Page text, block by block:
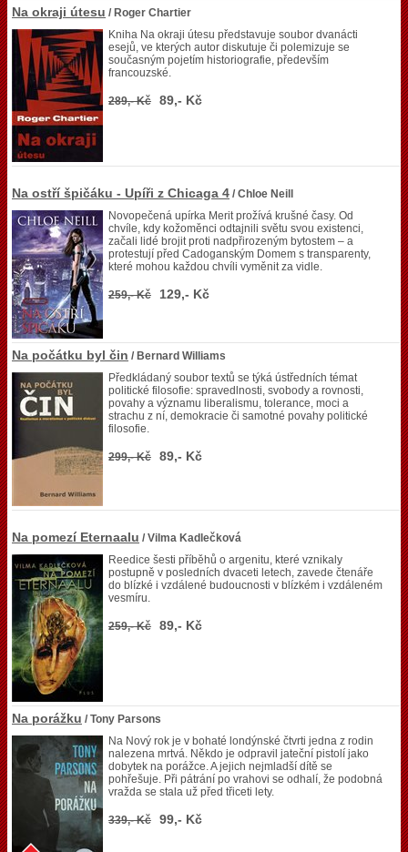
Na okraji útesu / Roger Chartier
Kniha Na okraji útesu představuje soubor dvanácti
esejů, ve kterých autor diskutuje či polemizuje se
současným pojetím historiografie, především
francouzské.
289,- Kč 89,- Kč
Na ostří špičáku - Upíři z Chicaga 4 / Chloe Neill
Novopečená upírka Merit prožívá krušné časy. Od
chvíle, kdy kožoměnci odtajnili světu svou existenci,
začali lidé brojit proti nadpřirozeným bytostem – a
protestují před Cadoganským Domem s transparenty,
které mohou každou chvíli vyměnit za vidle.
259,- Kč 129,- Kč
Na počátku byl čin / Bernard Williams
Předkládaný soubor textů se týká ústředních témat
politické filosofie: spravedlnosti, svobody a rovnosti,
povahy a významu liberalismu, tolerance, moci a
strachu z ní, demokracie či samotné povahy politické
filosofie.
299,- Kč 89,- Kč
Na pomezí Eternaalu / Vilma Kadlečková
Reedice šesti příběhů o argenitu, které vznikaly
postupně v posledních dvaceti letech, zavede čtenáře
do blízké i vzdálené budoucnosti v blízkém i vzdáleném
vesmíru.
259,- Kč 89,- Kč
Na porážku / Tony Parsons
Na Nový rok je v bohaté londýnské čtvrti jedna z rodin
nalezena mrtvá. Někdo je odpravil jateční pistolí jako
dobytek na porážce. A jejich nejmladší dítě se
pohřešuje. Při pátrání po vrahovi se odhalí, že podobná
vražda se stala už před třiceti lety.
339,- Kč 99,- Kč